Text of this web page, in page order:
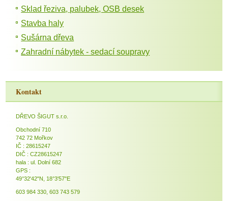
Sklad řeziva, palubek, OSB desek
Stavba haly
Sušárna dřeva
Zahradní nábytek - sedací soupravy
Kontakt
DŘEVO ŠIGUT s.r.o.
Obchodní 710
742 72 Mořkov
IČ : 28615247
DIČ : CZ28615247
hala : ul. Dolní 682
GPS :
49°32'42"N, 18°3'57"E
603 984 330, 603 743 579